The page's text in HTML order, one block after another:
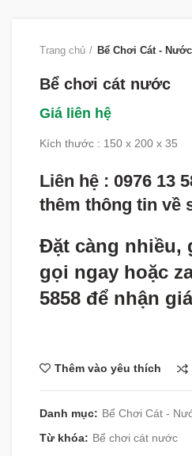
Trang chủ Bể Chơi Cát - Nước
Bể chơi cát nước
Giá liên hệ
Kích thước : 150 x 200 x 35
Liên hệ : 0976 13
thêm thông tin về
Đặt càng nhiều,
gọi ngay hoặc
5858 để nhận
Thêm vào yêu thích
Danh mục: Bể Chơi Cát -
Từ khóa: Bể chơi cát nước